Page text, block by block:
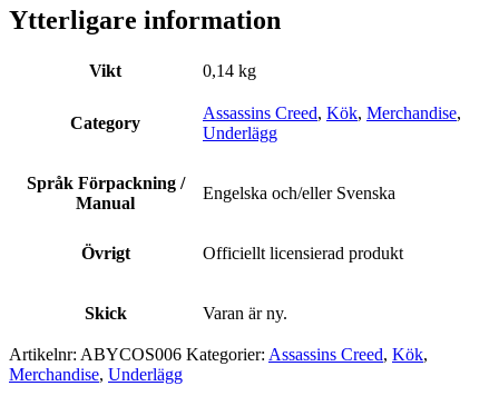
Ytterligare information
Vikt 0,14 kg
Category
Assassins Creed, Kök, Merchandise,
Underlägg
Språk Förpackning /
Manual
Engelska och/eller Svenska
Övrigt Officiellt licensierad produkt
Skick Varan är ny.
Artikelnr: ABYCOS006 Kategorier: Assassins Creed, Kök,
Merchandise, Underlägg